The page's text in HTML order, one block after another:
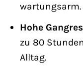
wartungsarm.
Hohe
zu 80
Alltag.